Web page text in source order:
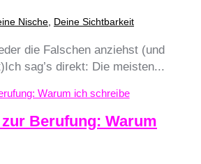
Nische Deine Sichtbarkeit
die Falschen anziehst (und
sag’s direkt: Die meisten...
Berufung: Warum